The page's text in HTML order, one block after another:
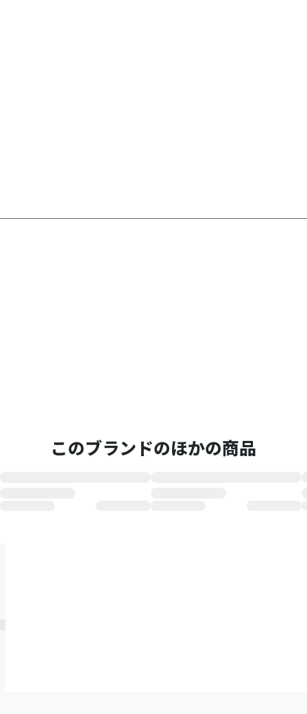
このブランドのほかの商品